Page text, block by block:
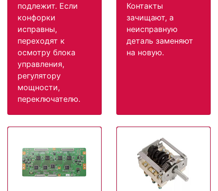
подлежит. Если
конфорки
исправны,
переходят к
осмотру блока
управления,
регулятору
мощности,
переключателю.
Контакты
зачищают, а
неисправную
деталь заменяют
на новую.